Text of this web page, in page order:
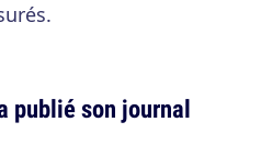
publié son journal